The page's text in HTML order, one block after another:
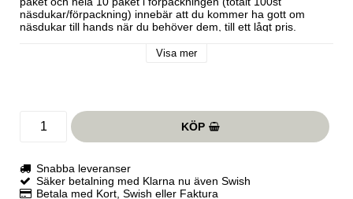
näsdukar/förpackning) innebär att du kommer ha gott om
näsdukar till hands när du behöver dem, till ett lågt pris.
pappersnäsdukar 10-pack redan idag och få dem snabbt och
Visa mer
KÖP
Snabba leveranser
Säker betalning med Klarna nu även Swish
Betala med Kort, Swish eller Faktura